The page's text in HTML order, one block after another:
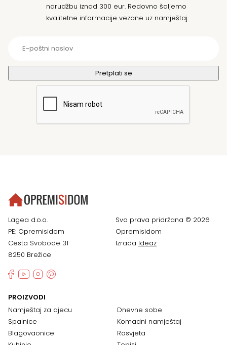
narudžbu iznad 300 eur. Redovno šaljemo
kvalitetne informacije vezane uz namještaj.
Lagea d.o.o.
PE: Opremisidom
Cesta Svobode 31
8250 Brežice
Sva prava pridržana © 2026
Opremisidom
Izrada Ideaz
PROIZVODI
Namještaj za djecu
Spalnice
Blagovaonice
Dnevne sobe
Komadni namještaj
Rasvjeta